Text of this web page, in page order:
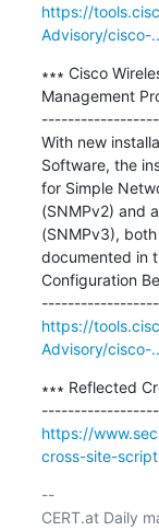
https://
Advisory/cisco-
∗∗∗ Cisco
Management
With new
Software, the
for Simple
(SNMPv2) and
(SNMPv3),
documented in
Configuration
https://
Advisory/cisco-
∗∗∗ Reflected
https://
cross-site-
--
CERT.at Daily